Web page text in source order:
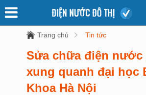
Trang chủ Tin tức
Sửa chữa điện
xung quanh đại học
Khoa Hà Nội